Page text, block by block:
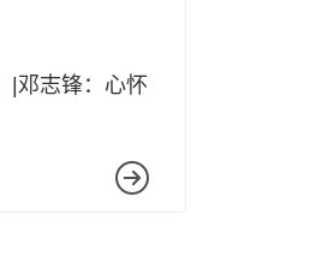
|邓志锋：心怀